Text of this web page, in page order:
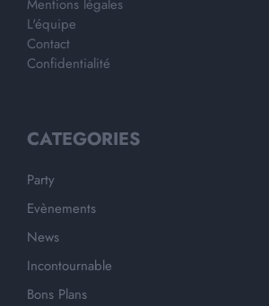
Mentions légales
L'équipe
Contact
Confidentialité
CATEGORIES
Party
Evènements
News
Incontournable
Bons Plans